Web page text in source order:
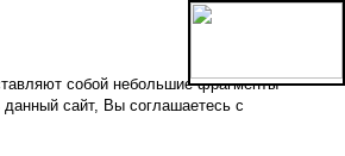
собой небольшие фрагменты
сайт, Вы соглашаетесь с